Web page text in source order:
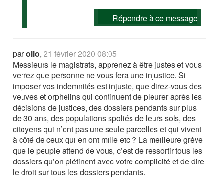
Répondre à ce message
parollo,21 février 2020 08:05
Messieurs le magistrats, apprenez à être justes et vous
verrez que personne ne vous fera une injustice. Si
imposer vos indemnités est injuste, que direz-vous des
veuves et orphelins qui continuent de pleurer après les
décisions de justices, des dossiers pendants sur plus
de 30 ans, des populations spoliés de leurs sols, des
citoyens qui n’ont pas une seule parcelles et qui vivent
à côté de ceux qui en ont mille etc ? La meilleure grêve
que le peuple attend de vous, c’est de ressortir tous les
dossiers qu’on piétinent avec votre complicité et de dire
le droit sur tous les dossiers pendants.